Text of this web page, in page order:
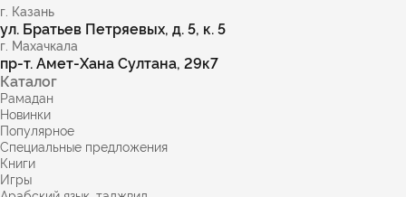
г. Казань
ул. Братьев Петряевых, д. 5, к. 5
г. Махачкала
пр-т. Амет-Хана Султана, 29к7
Каталог
Рамадан
Новинки
Популярное
Специальные предложения
Книги
Игры